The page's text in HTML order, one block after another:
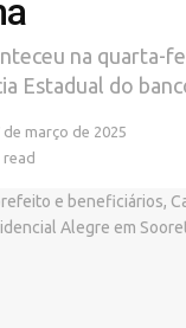
na quarta-
Estadual do
de março de 2025
read